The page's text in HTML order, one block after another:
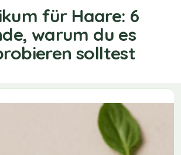
für Haare: 6
warum du es
solltest